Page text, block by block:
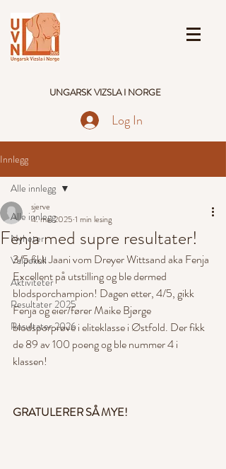
UNGARSK VIZSLA I NORGE
Log In
Innlegg
Alle innlegg
Nyheter
Valpekull
Aktiviteter
Resultater 2025
Resultater 2026
Alle innlegg
Fenja med supre resultater!
sjerve
4. mai 2025 1 min lesing
3/5 fikk Jaani vom Dreyer Wittsand aka Fenja
Excellent på utstilling og ble dermed
blodsporchampion! Dagen etter, 4/5, gikk
Fenja og eier/fører Maike Bjørge
blodsporprøve i eliteklasse i Østfold. Der fikk
de 89 av 100 poeng og ble nummer 4 i
klassen!
GRATULERER SÅ MYE!